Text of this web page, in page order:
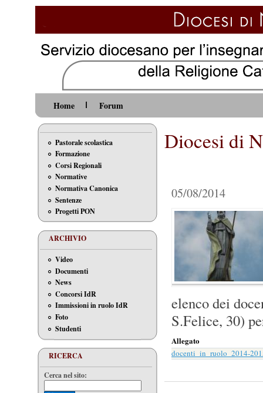
Home Forum
Pastorale scolastica
Formazione
Corsi Regionali
Normative
Normativa Canonica
Sentenze
Progetti PON
ARCHIVIO
Video
Documenti
News
Concorsi IdR
Immissioni in ruolo IdR
Foto
Studenti
RICERCA
Cerca nel sito:
Diocesi di
05/08/2014
elenco dei
S.Felice, 30)
Allegato
docenti_in_ruolo_2014-